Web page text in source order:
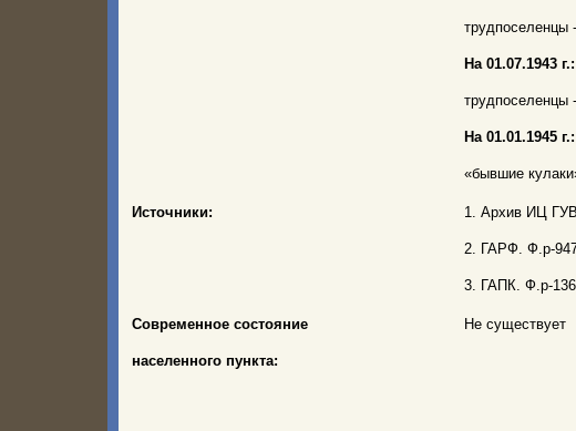
трудпоселенцы
На 01.07.1943 г.:
трудпоселенцы
На 01.01.1945 г.:
«бывшие
Источники: 1. Архив ИЦ
2. ГАРФ. Ф.р-
3. ГАПК. Ф.р-
Современное состояние
населенного пункта:
Не существует